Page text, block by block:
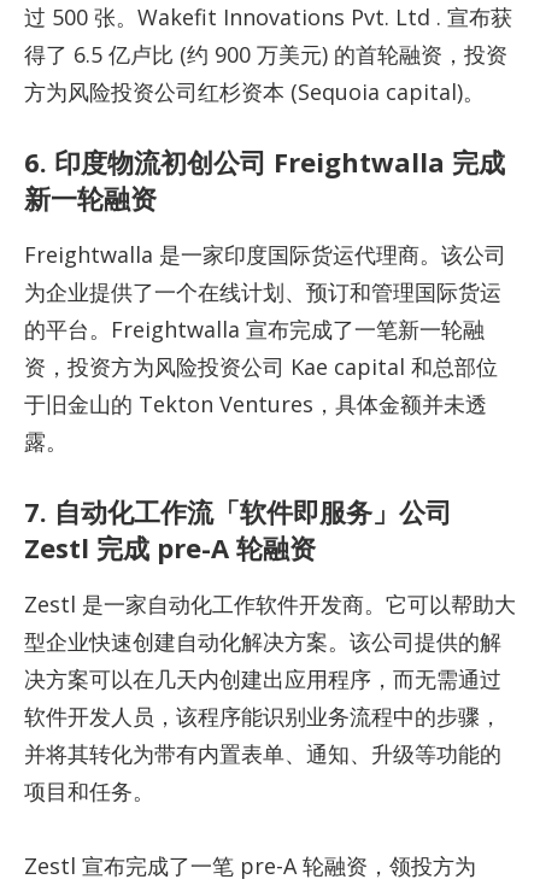
过 500 张。Wakefit Innovations Pvt. Ltd . 宣布获
得了 6.5 亿卢比 (约 900 万美元) 的首轮融资，投资
方为风险投资公司红杉资本 (Sequoia capital)。
6. 印度物流初创公司 Freightwalla 完成
新一轮融资
Freightwalla 是一家印度国际货运代理商。该公司
为企业提供了一个在线计划、预订和管理国际货运
的平台。Freightwalla 宣布完成了一笔新一轮融
资，投资方为风险投资公司 Kae capital 和总部位
于旧金山的 Tekton Ventures，具体金额并未透
露。
7. 自动化工作流「软件即服务」公司
Zestl 完成 pre-A 轮融资
Zestl 是一家自动化工作软件开发商。它可以帮助大
型企业快速创建自动化解决方案。该公司提供的解
决方案可以在几天内创建出应用程序，而无需通过
软件开发人员，该程序能识别业务流程中的步骤，
并将其转化为带有内置表单、通知、升级等功能的
项目和任务。
Zestl 宣布完成了一笔 pre-A 轮融资，领投方为